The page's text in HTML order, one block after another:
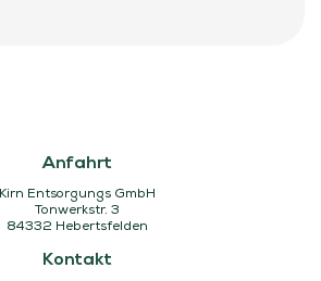
Anfahrt
Kirn Entsorgungs GmbH
Tonwerkstr. 3
84332 Hebertsfelden
Kontakt